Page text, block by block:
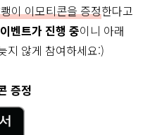
이 이모티콘을 증정한다고
벤트가 진행 중이니 아래
지 않게 참여하세요:)
증정